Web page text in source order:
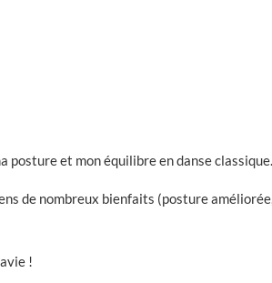
posture et mon équilibre en danse classique.
de nombreux bienfaits (posture améliorée,
!